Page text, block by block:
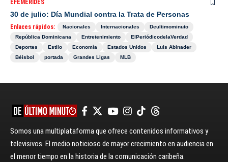
EFEMÉRIDES
30 de julio: Día Mundial contra la Trata de Personas
Enlaces rápidos: Nacionales Internacionales
Deultimominuto
República Dominicana
Entretenimiento
ElPeriódicodelaVerdad
Deportes
Estilo Economía Estados Unidos
Luis Abinader
Béisbol
portada Grandes Ligas MLB
Somos una multiplataforma que ofrece contenidos informativos y
televisivos. El medio noticioso de mayor crecimiento en audiencia en
el menor tiempo en la historia de la comunicación caribeña.